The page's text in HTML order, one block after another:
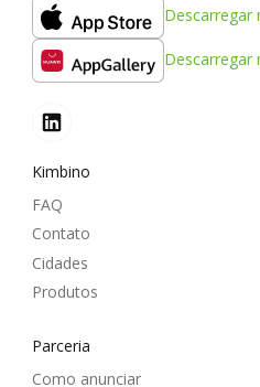
Descarregar
Descarregar
Kimbino
FAQ
Contato
Cidades
Produtos
Parceria
Como anunciar